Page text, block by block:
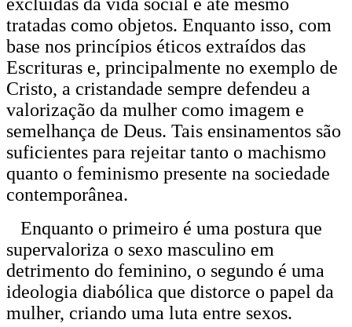
tratadas como objetos. Enquanto isso, com
base nos princípios éticos extraídos das
Escrituras e, principalmente no exemplo de
Cristo, a cristandade sempre defendeu a
valorização da mulher como imagem e
semelhança de Deus. Tais ensinamentos são
suficientes para rejeitar tanto o machismo
quanto o feminismo presente na sociedade
contemporânea.
Enquanto o primeiro é uma postura que
supervaloriza o sexo masculino em
detrimento do feminino, o segundo é uma
ideologia diabólica que distorce o papel da
mulher, criando uma luta entre sexos.